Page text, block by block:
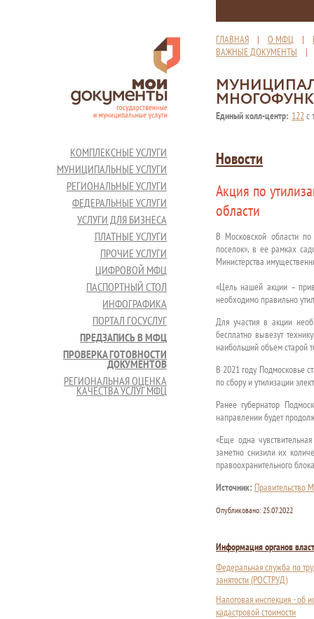
ГЛАВНАЯ | О МФЦ |
ВАЖНЫЕ ДОКУМЕНТЫ
Единый колл-центр: 122с
КОМПЛЕКСНЫЕ УСЛУГИ
МУНИЦИПАЛЬНЫЕ УСЛУГИ
РЕГИОНАЛЬНЫЕ УСЛУГИ
ФЕДЕРАЛЬНЫЕ УСЛУГИ
УСЛУГИ ДЛЯ БИЗНЕСА
ПЛАТНЫЕ УСЛУГИ
ПРОЧИЕ УСЛУГИ
ЦИФРОВОЙ МФЦ
ПАСПОРТНЫЙ СТОЛ
ИНФОГРАФИКА
ПОРТАЛ ГОСУСЛУГ
ПРЕДЗАПИСЬ В МФЦ
ПРОВЕРКА ГОТОВНОСТИ
ДОКУМЕНТОВ
РЕГИОНАЛЬНАЯ ОЦЕНКА
КАЧЕСТВА УСЛУГ МФЦ
Новости
Акция по
области
В Московской области по
поселок», в ее рамках
Министерства
«Цель нашей акции –
необходимо правильно
Для участия в акции
бесплатно вывезут
наибольший объем старой
В 2021 году Подмосковье
по сбору и утилизации
Ранее губернатор
направлении будет
«Еще одна
заметно снизили их
правоохранительного
Источник: Правительство
Опубликовано: 25.07.2022
Информация органов
Федеральная служба по
занятости (РОСТРУД)
Налоговая инспекция - об
кадастровой стоимости